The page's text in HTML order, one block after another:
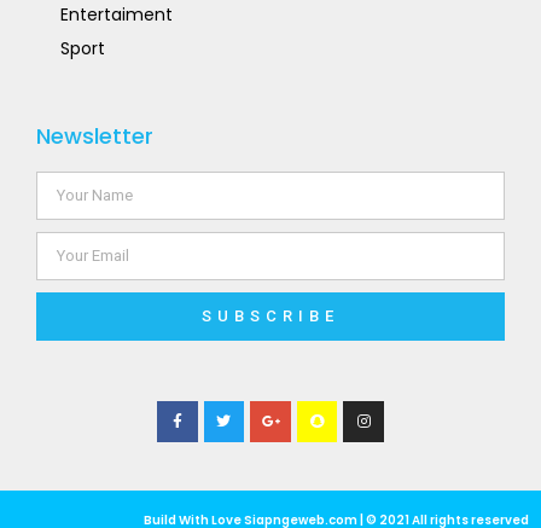
Entertaiment
Sport
Newsletter
SUBSCRIBE
Build With Love Siapngeweb.com | © 2021 All rights reserved​